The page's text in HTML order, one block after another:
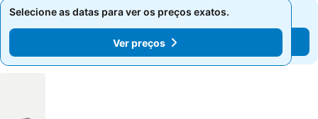
Selecione as datas para ver os preços exatos.
Ver preços
Selecione as datas para ver os preços exatos.
Ver preços